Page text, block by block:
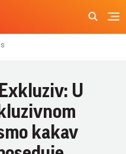
U
kakav